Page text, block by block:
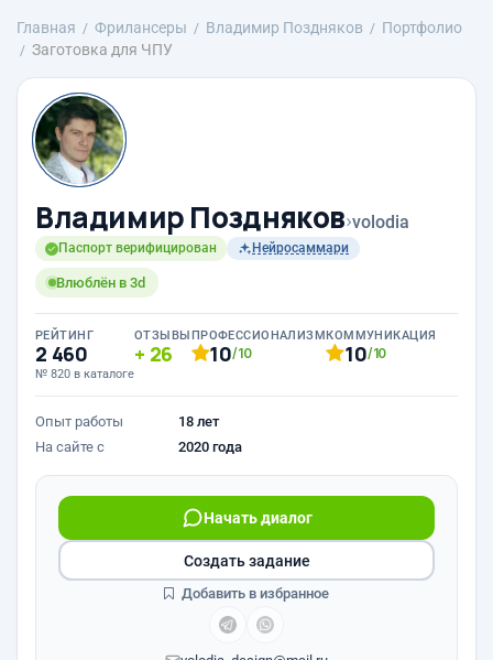
Главная Фрилансеры Владимир Поздняков
Портфолио
Заготовка для ЧПУ
Владимир Поздняков›volodia
Паспорт верифицирован Нейросаммари
Влюблён в 3d
РЕЙТИНГ
2 460
№ 820 в каталоге
ОТЗЫВЫ
26
ПРОФЕССИОНАЛИЗМ
10/10
КОММУНИКАЦИЯ
10/10
Опыт работы
18 лет
На сайте с
2020 года
Начать диалог
Создать задание
Добавить в избранное